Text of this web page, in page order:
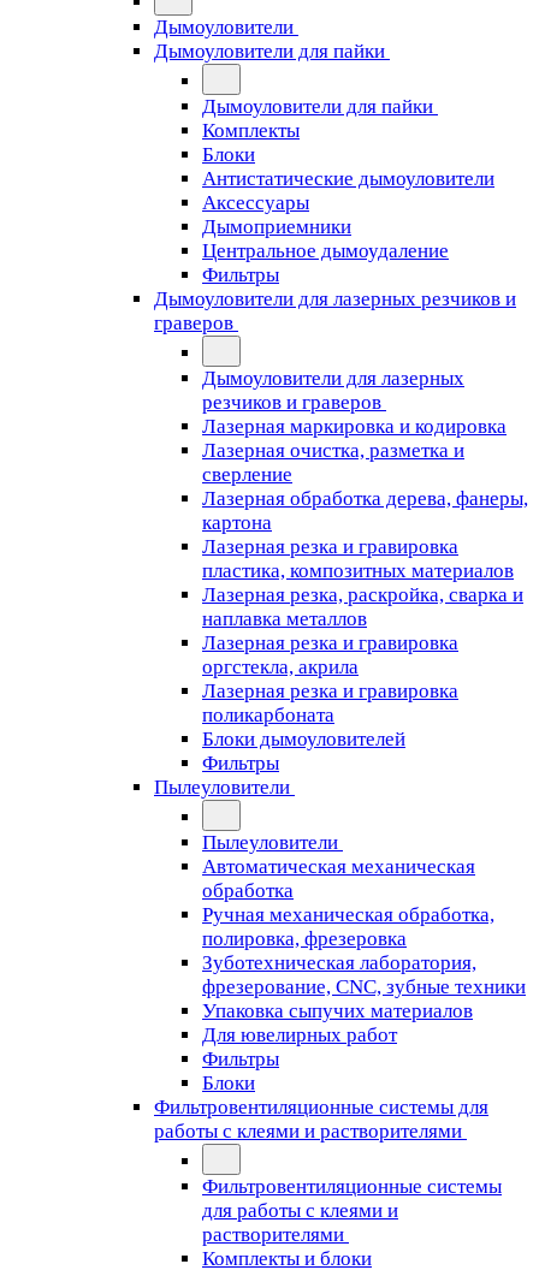
Дымоуловители
Дымоуловители для пайки
Дымоуловители для пайки
Комплекты
Блоки
Антистатические дымоуловители
Аксессуары
Дымоприемники
Центральное дымоудаление
Фильтры
Дымоуловители для лазерных резчиков и
граверов
Дымоуловители для лазерных
резчиков и граверов
Лазерная маркировка и кодировка
Лазерная очистка, разметка и
сверление
Лазерная обработка дерева, фанеры,
картона
Лазерная резка и гравировка
пластика, композитных материалов
Лазерная резка, раскройка, сварка и
наплавка металлов
Лазерная резка и гравировка
оргстекла, акрила
Лазерная резка и гравировка
поликарбоната
Блоки дымоуловителей
Фильтры
Пылеуловители
Пылеуловители
Автоматическая механическая
обработка
Ручная механическая обработка,
полировка, фрезеровка
Зуботехническая лаборатория,
фрезерование, CNC, зубные техники
Упаковка сыпучих материалов
Для ювелирных работ
Фильтры
Блоки
Фильтровентиляционные системы для
работы с клеями и растворителями
Фильтровентиляционные системы
для работы с клеями и
растворителями
Комплекты и блоки